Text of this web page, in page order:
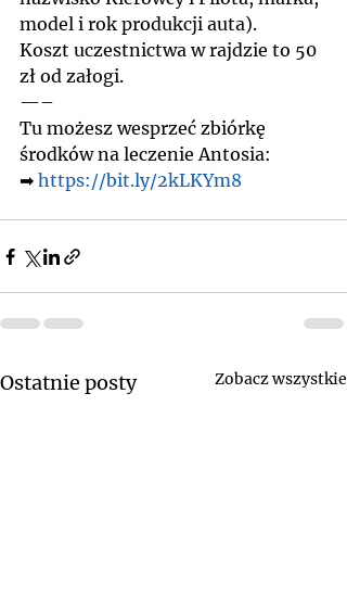
model i rok produkcji auta).
Koszt uczestnictwa w rajdzie to 50
zł od załogi.
—–
Tu możesz wesprzeć zbiórkę
środków na leczenie Antosia:
➡ https://bit.ly/2kLKYm8
Ostatnie posty Zobacz wszystkie